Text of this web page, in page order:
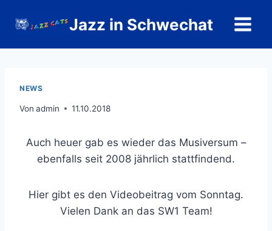
Inhalt
Jazz in Schwechat
NEWS
Von admin 11.10.2018
Auch heuer gab es wieder das Musiversum –
ebenfalls seit 2008 jährlich stattfindend.
Hier gibt es den Videobeitrag vom Sonntag.
Vielen Dank an das SW1 Team!